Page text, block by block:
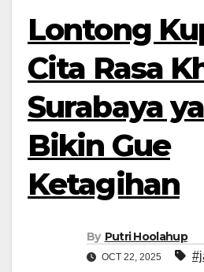
Lontong
Cita Rasa
Surabaya
Bikin Gue
Ketagihan
By Putri Hoolahup
OCT 22, 2025